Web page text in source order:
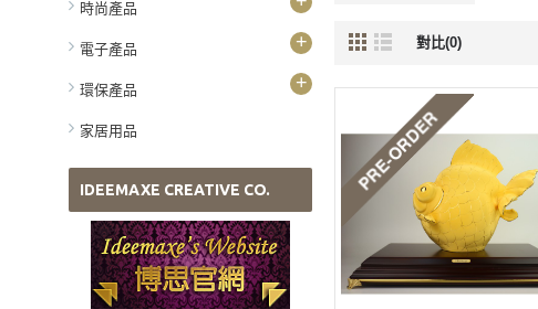
時尚產品
電子產品 +
環保產品 +
家居用品
IDEEMAXE CREATIVE CO.
對比(0)